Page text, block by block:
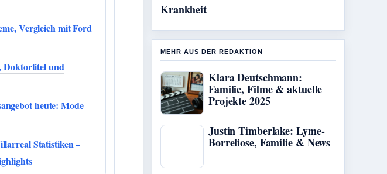
Vergleich mit Ford
Doktortitel und
heute: Mode
Statistiken –
Krankheit
MEHR AUS DER REDAKTION
Klara Deutschmann:
Familie, Filme & aktuelle
Projekte 2025
Justin Timberlake: Lyme-
Borreliose, Familie & News